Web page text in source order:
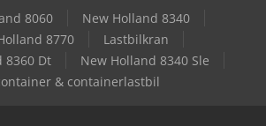
8060
New Holland 8340
8770
Lastbilkran
8360 Dt
New Holland 8340 Sle
& containerlastbil